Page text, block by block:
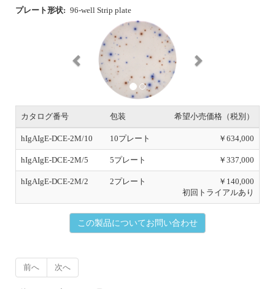
プレート形状: 96-well Strip plate
v
s
t
カタログ番号 包装 希望小売価格（税別）
hIgAIgE-DCE-2M/10 10プレート ￥634,000
hIgAIgE-DCE-2M/5 5プレート ￥337,000
hIgAIgE-DCE-2M/2 2プレート
￥140,000
初回トライアルあり
この製品についてお問い合わせ
前へ 次へ